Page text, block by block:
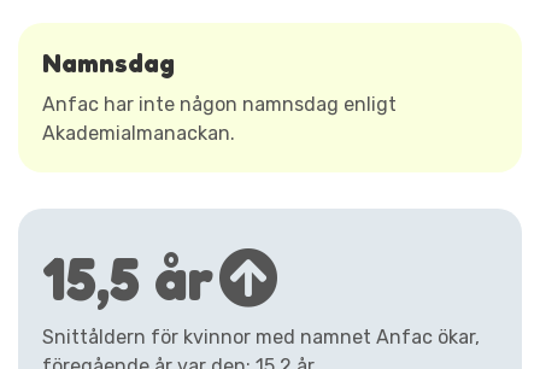
Namnsdag
Anfac har inte någon namnsdag enligt
Akademialmanackan.
15,5 år
Snittåldern för kvinnor med namnet Anfac ökar,